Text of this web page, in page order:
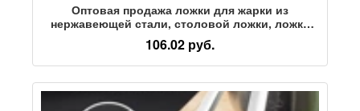
Оптовая продажа ложки для жарки из
нержавеющей стали, столовой ложки, ложки
для приготовления пищи шеф-поваром,
суповой ложки с длинной ручкой, ложки для
утолщенных овощей, бытовой и коммерческой
106.02 руб.